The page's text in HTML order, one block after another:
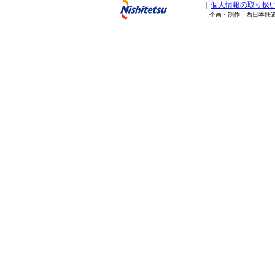
個人情報の取り扱
企画・制作 西日本鉄道